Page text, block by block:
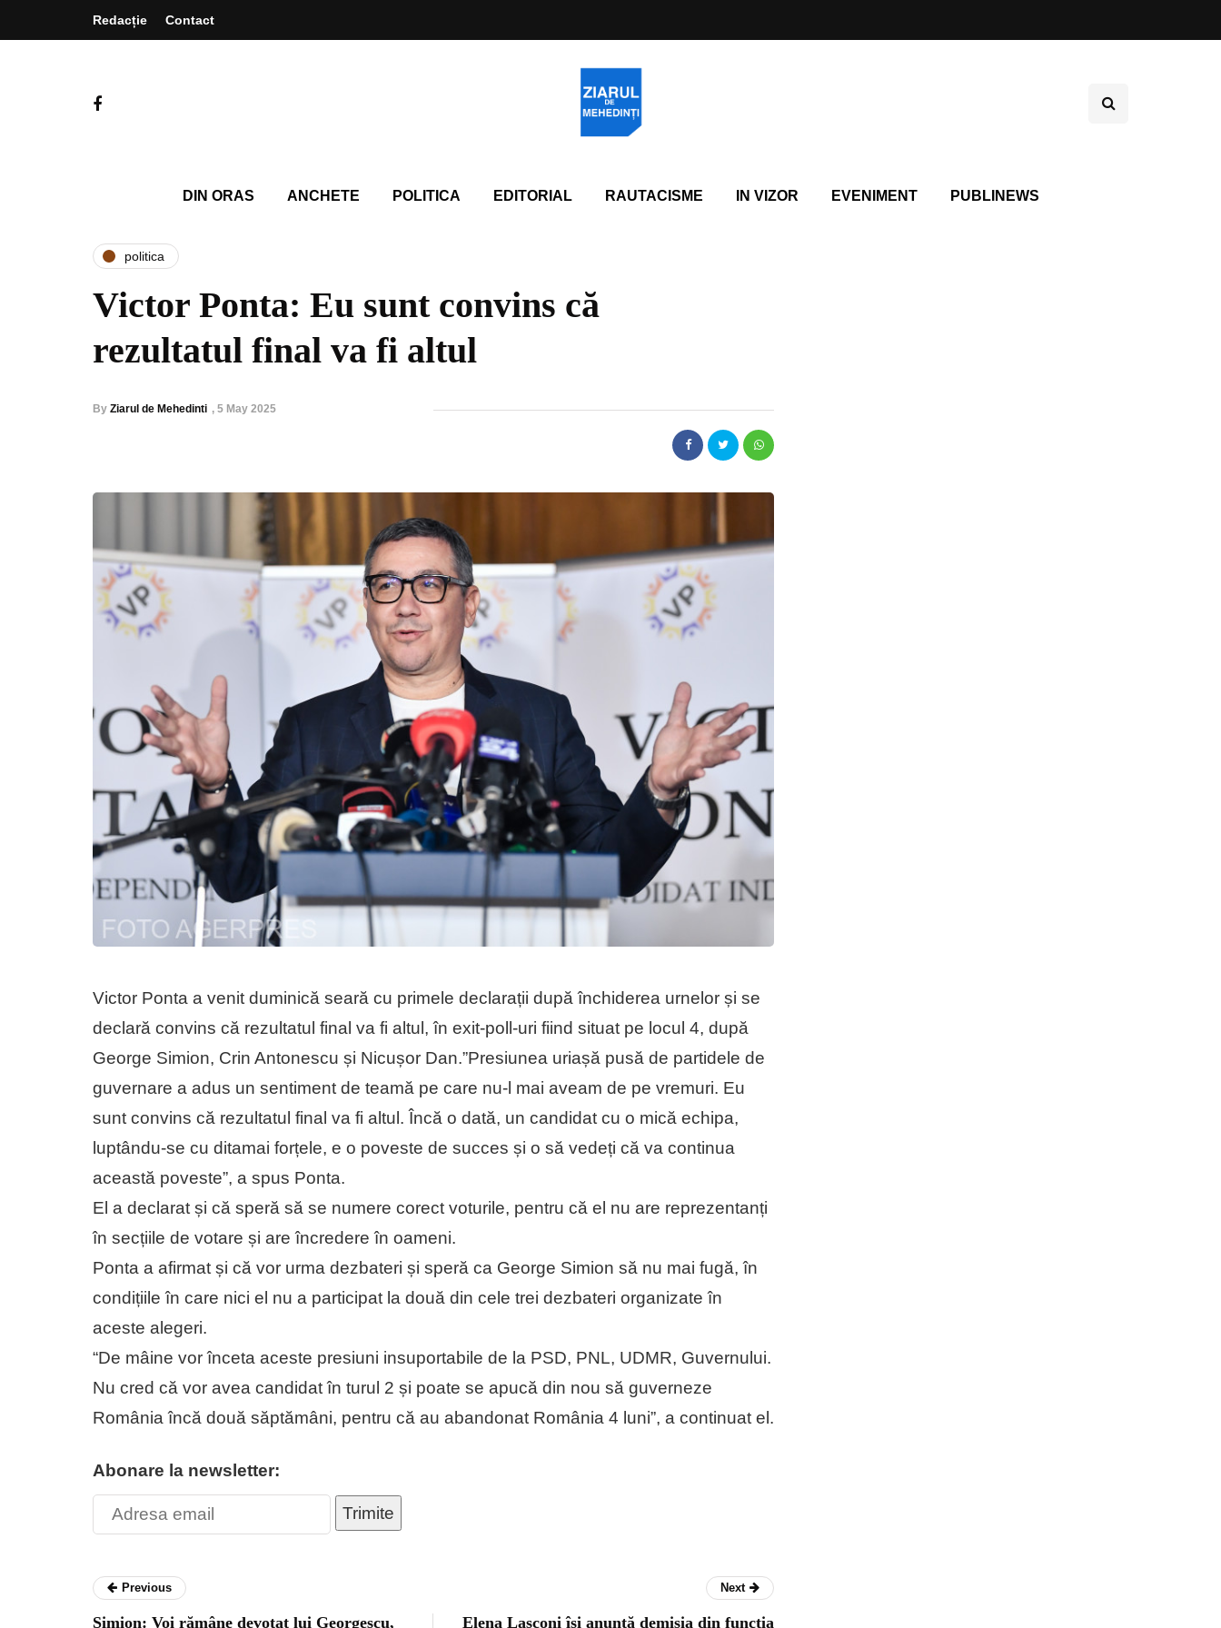
Redacție Contact
DIN ORAS ANCHETE POLITICA EDITORIAL RAUTACISME IN VIZOR EVENIMENT PUBLINEWS
politica
Victor Ponta: Eu sunt convins că
rezultatul final va fi altul
By Ziarul de Mehedinti , 5 May 2025
Victor Ponta a venit duminică seară cu primele declarații după închiderea urnelor și se
declară convins că rezultatul final va fi altul, în exit-poll-uri fiind situat pe locul 4, după
George Simion, Crin Antonescu și Nicușor Dan.”Presiunea uriașă pusă de partidele de
guvernare a adus un sentiment de teamă pe care nu-l mai aveam de pe vremuri. Eu
sunt convins că rezultatul final va fi altul. Încă o dată, un candidat cu o mică echipa,
luptându-se cu ditamai forțele, e o poveste de succes și o să vedeți că va continua
această poveste”, a spus Ponta.
El a declarat și că speră să se numere corect voturile, pentru că el nu are reprezentanți
în secțiile de votare și are încredere în oameni.
Ponta a afirmat și că vor urma dezbateri și speră ca George Simion să nu mai fugă, în
condițiile în care nici el nu a participat la două din cele trei dezbateri organizate în
aceste alegeri.
“De mâine vor înceta aceste presiuni insuportabile de la PSD, PNL, UDMR, Guvernului.
Nu cred că vor avea candidat în turul 2 și poate se apucă din nou să guverneze
România încă două săptămâni, pentru că au abandonat România 4 luni”, a continuat el.
Abonare la newsletter:
Trimite
Previous
Simion: Voi rămâne devotat lui Georgescu,
Next
Elena Lasconi își anunță demisia din funcția